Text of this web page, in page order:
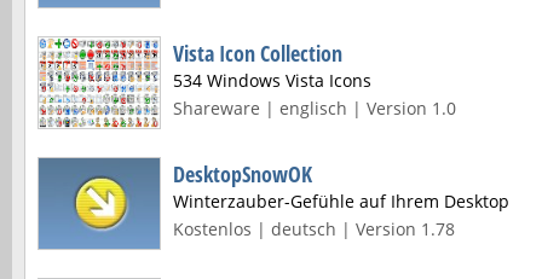
Vista Icon Collection
534 Windows Vista Icons
Shareware | englisch | Version 1.0
DesktopSnowOK
Winterzauber-Gefühle auf Ihrem Desktop
Kostenlos | deutsch | Version 1.78